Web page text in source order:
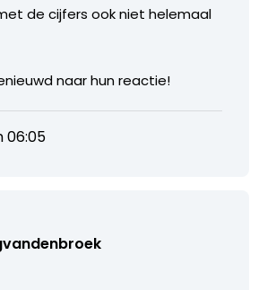
de cijfers ook niet helemaal
naar hun reactie!
06:05